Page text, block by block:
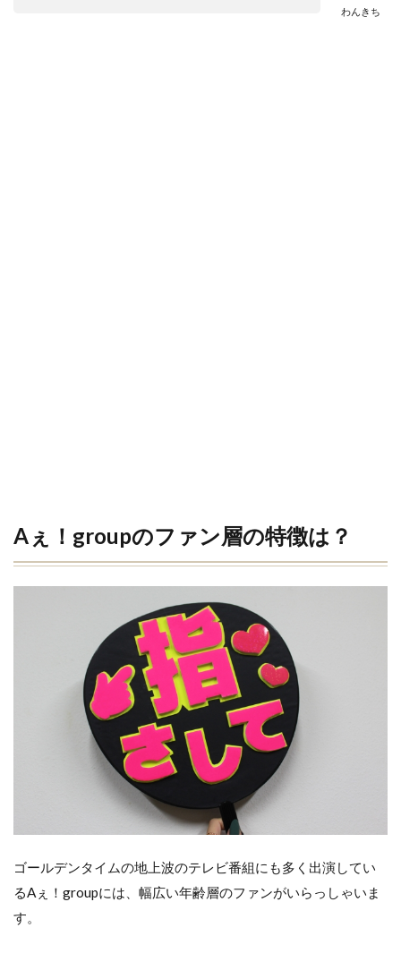
わんきち
Aぇ！groupのファン層の特徴は？
ゴールデンタイムの地上波のテレビ番組にも多く出演してい
るAぇ！groupには、幅広い年齢層のファンがいらっしゃいま
す。